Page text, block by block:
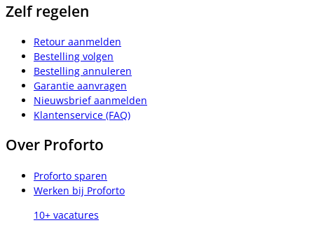
Zelf regelen
Retour aanmelden
Bestelling volgen
Bestelling annuleren
Garantie aanvragen
Nieuwsbrief aanmelden
Klantenservice (FAQ)
Over Proforto
Proforto sparen
Werken bij Proforto
10+ vacatures